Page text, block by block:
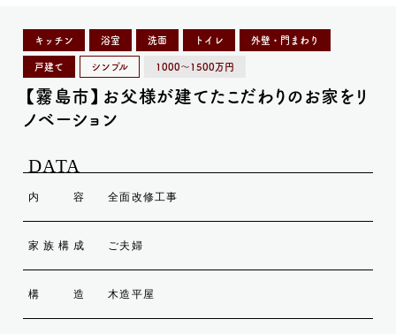
キッチン 浴室 洗面 トイレ 外壁・門まわり
戸建て シンプル 1000〜1500万円
【霧島市】お父様が建てたこだわりのお家をリ
ノベーション
DATA
内容 全面改修工事
家族構成 ご夫婦
構造 木造平屋